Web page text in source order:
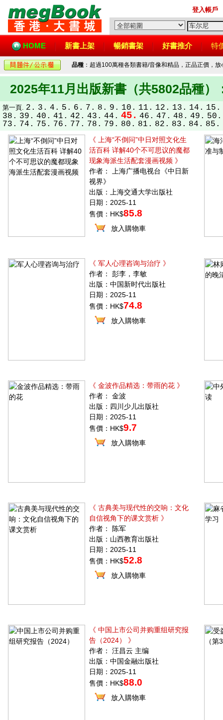
登入帳戶
HOME 新書上架 暢銷書架 好書推介 特
品種 ：超過100萬種各類書籍/音像和精品，正品正價，
2025年11月出版新書（共5802品種）
第一頁. 2. 3. 4. 5. 6. 7. 8. 9. 10. 11. 12. 13. 14. 15.
38. 39. 40. 41. 42. 43. 44. 45. 46. 47. 48. 49. 50.
73. 74. 75. 76. 77. 78. 79. 80. 81. 82. 83. 84. 85.
《 上海“不倒问”中日对照文化生
活百科 详解40个不可思议的魔都
现象海派生活配套漫画视频 》
作者： 上海广播电视台《中日新
视界》
出版：上海交通大学出版社
日期：2025-11
售價：HK$85.8
放入購物車
《 军人心理咨询与治疗 》
作者： 彭李，李敏
出版：中国新时代出版社
日期：2025-11
售價：HK$74.8
放入購物車
《 金波作品精选：带雨的花 》
作者： 金波
出版：四川少儿出版社
日期：2025-11
售價：HK$9.7
放入購物車
《 古典美与现代性的交响：文化
自信视角下的课文赏析 》
作者： 陈军
出版：山西教育出版社
日期：2025-11
售價：HK$52.8
放入購物車
《 中国上市公司并购重组研究报
告（2024） 》
作者： 汪昌云 主编
出版：中国金融出版社
日期：2025-11
售價：HK$88.0
放入購物車